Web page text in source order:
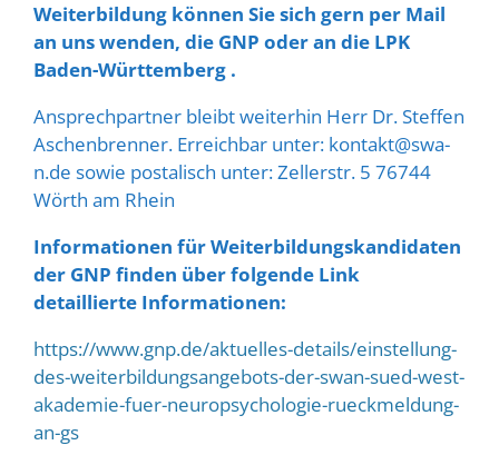
Weiterbildung können Sie sich gern per Mail
an uns wenden, die GNP oder an die LPK
Baden-Württemberg .
Ansprechpartner bleibt weiterhin Herr Dr. Steffen
Aschenbrenner. Erreichbar unter: kontakt@swa-
n.de sowie postalisch unter: Zellerstr. 5 76744
Wörth am Rhein
Informationen für Weiterbildungskandidaten
der GNP finden über folgende Link
detaillierte Informationen:
https://www.gnp.de/aktuelles-details/einstellung-
des-weiterbildungsangebots-der-swan-sued-west-
akademie-fuer-neuropsychologie-rueckmeldung-
an-gs